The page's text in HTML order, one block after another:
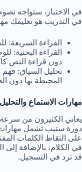
في الاختبار، ستواجه
في التدريب هو تعليمك
القراءة
القراءة البحثية:
دون قراءة النص
تحليل السياق:
المحيطة بها دون
مهارات الاستماع
يعاني الكثيرون من سرعة
دورة ستيب تشمل مهارات
على التقاط الكلمات
في الكلام، بالإضافة إلى
قد ترد في التسجيل.